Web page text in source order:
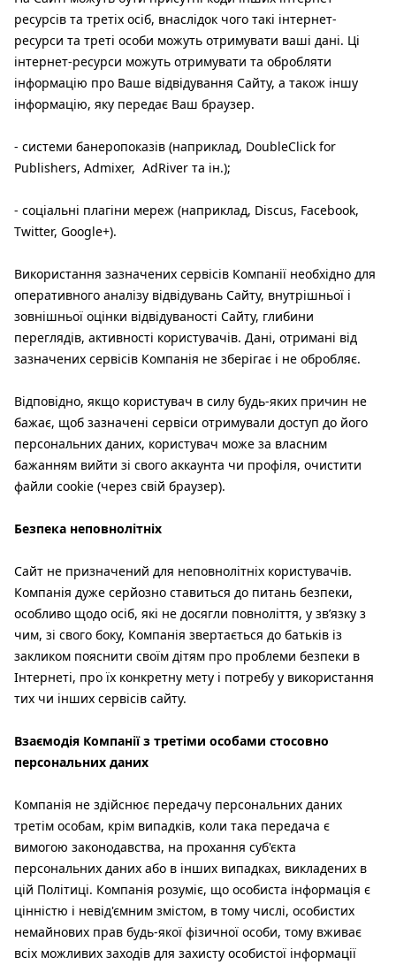
ресурсів та третіх осіб, внаслідок чого такі інтернет-
ресурси та треті особи можуть отримувати ваші дані. Ці
інтернет-ресурси можуть отримувати та обробляти
інформацію про Ваше відвідування Сайту, а також іншу
інформацію, яку передає Ваш браузер.
- системи банеропоказів (наприклад, DoubleClick for
Publishers, Admixer, AdRiver та ін.);
- соціальні плагіни мереж (наприклад, Discus, Facebook,
Twitter, Google+).
Використання зазначених сервісів Компанії необхідно для
оперативного аналізу відвідувань Сайту, внутрішньої і
зовнішньої оцінки відвідуваності Сайту, глибини
переглядів, активності користувачів. Дані, отримані від
зазначених сервісів Компанія не зберігає і не обробляє.
Відповідно, якщо користувач в силу будь-яких причин не
бажає, щоб зазначені сервіси отримували доступ до його
персональних даних, користувач може за власним
бажанням вийти зі свого аккаунта чи профіля, очистити
файли cookie (через свій браузер).
Безпека неповнолітніх
Сайт не призначений для неповнолітніх користувачів.
Компанія дуже серйозно ставиться до питань безпеки,
особливо щодо осіб, які не досягли повноліття, у зв’язку з
чим, зі свого боку, Компанія звертається до батьків із
закликом пояснити своїм дітям про проблеми безпеки в
Інтернеті, про їх конкретну мету і потребу у використання
тих чи інших сервісів сайту.
Взаємодія Компанії з третіми особами стосовно
персональних даних
Компанія не здійснює передачу персональних даних
третім особам, крім випадків, коли така передача є
вимогою законодавства, на прохання суб'єкта
персональних даних або в інших випадках, викладених в
цій Політиці. Компанія розуміє, що особиста інформація є
цінністю і невід'ємним змістом, в тому числі, особистих
немайнових прав будь-якої фізичної особи, тому вживає
всіх можливих заходів для захисту особистої інформації